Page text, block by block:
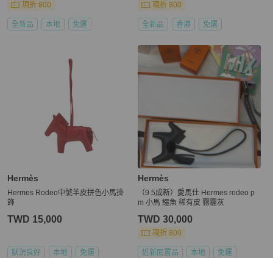
現折 800
全新品 本地 免運
現折 800
全新品 香港 免運
Hermès
Hermes Rodeo中號羊皮拼色小馬掛
飾
TWD 15,000
狀況良好 本地 免運
Hermès
（9.5成新）愛馬仕 Hermes rodeo p
m 小馬 鱷魚 稀有皮 霧霾灰
TWD 30,000
現折 800
近新閒置品 本地 免運